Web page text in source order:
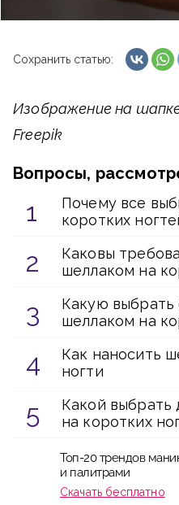
Сохранить статью:
Изображение на
Freepik
Вопросы,
Почему все
коротких
Каковы
шеллаком на
Какую
шеллаком на
Как наносить
ногти
Какой выбрать
на коротких
Топ-20 трендов
и палитрами
Скачать бесплатно